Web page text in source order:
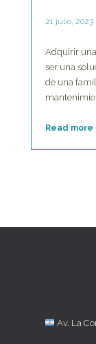
21 julio, 2023
Adquirir
ser una
de una
Read more
Av. La